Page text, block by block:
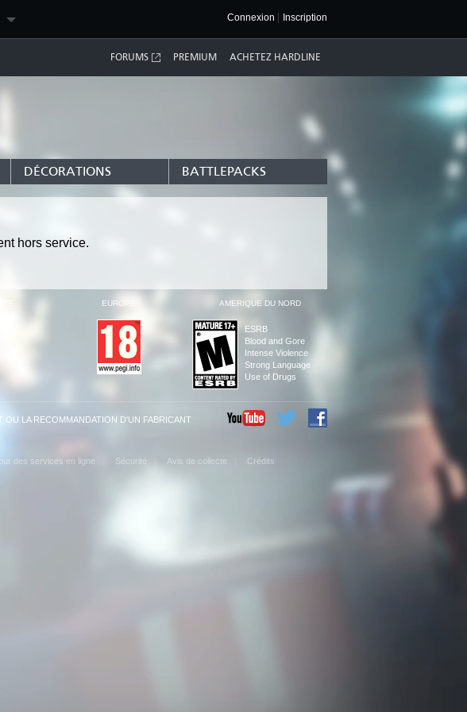
Connexion Inscription
FORUMS PREMIUM ACHETEZ HARDLINE
DÉCORATIONS BATTLEPACKS
hors service.
EUROPE AMÉRIQUE DU NORD
ESRB
Blood and Gore
Intense Violence
Strong Language
Use of Drugs
LA RECOMMANDATION D'UN FABRICANT
des services en ligne Sécurité Avis de collecte Crédits